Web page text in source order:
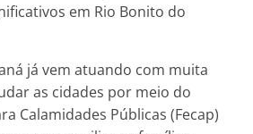
em Rio Bonito do
já vem atuando com muita
as cidades por meio do
Calamidades Públicas (Fecap)